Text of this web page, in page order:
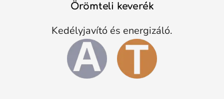
Örömteli keverék
Kedélyjavító és energizáló.